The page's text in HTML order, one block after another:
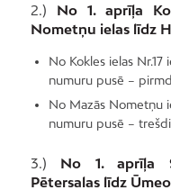
2.) No 1. aprīļa
Nometņu ielas līdz
No Kokles ielas
numuru pusē –
No Mazās Nometņu
numuru pusē –
3.) No 1. aprīļa
Pētersalas līdz